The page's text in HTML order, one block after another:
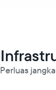
Perluas